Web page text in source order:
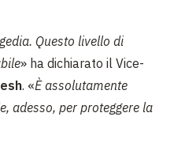
Questo livello di
» ha dichiarato il Vice-
. «È assolutamente
adesso, per proteggere la